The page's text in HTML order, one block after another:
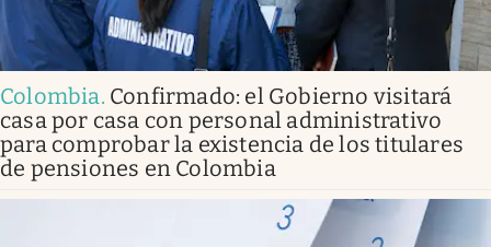
Colombia. Confirmado: el Gobierno visitará
casa por casa con personal administrativo
para comprobar la existencia de los titulares
de pensiones en Colombia